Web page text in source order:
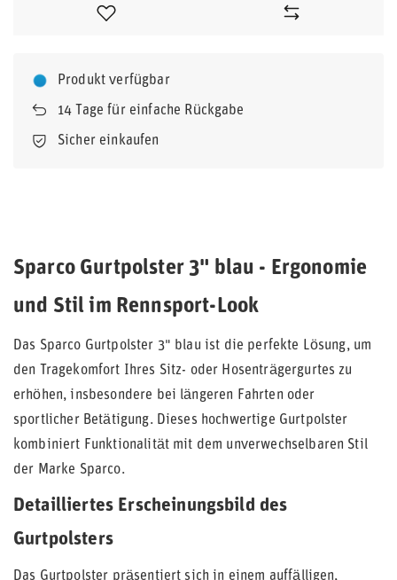
Produkt verfügbar
14 Tage für einfache Rückgabe
Sicher einkaufen
Sparco Gurtpolster 3" blau - Ergonomie
und Stil im Rennsport-Look
Das Sparco Gurtpolster 3" blau ist die perfekte Lösung, um
den Tragekomfort Ihres Sitz- oder Hosenträgergurtes zu
erhöhen, insbesondere bei längeren Fahrten oder
sportlicher Betätigung. Dieses hochwertige Gurtpolster
kombiniert Funktionalität mit dem unverwechselbaren Stil
der Marke Sparco.
Detailliertes Erscheinungsbild des
Gurtpolsters
Das Gurtpolster präsentiert sich in einem auffälligen,